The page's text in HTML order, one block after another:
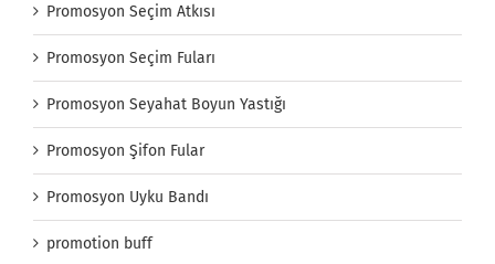
Promosyon Seçim Atkısı
Promosyon Seçim Fuları
Promosyon Seyahat Boyun Yastığı
Promosyon Şifon Fular
Promosyon Uyku Bandı
promotion buff